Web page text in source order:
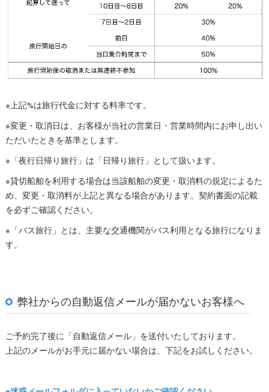
※上記%は旅行代金に対する料率です。
※変更・取消日は、お客様が当社の営業日・営業時間内にお申し出い
ただいたときを基準とします。
※「夜行日帰り旅行」は「日帰り旅行」として扱います。
※貸切船舶を利用する場合は当該船舶の変更・取消料の規定によるた
め、変更・取消料が上記と異なる場合があります。契約書面の記載
を必ずご確認ください。
※「バス旅行」とは、主要な交通機関がバス利用となる旅行になりま
す。
弊社からの自動返信メールが届かないお客様へ
ご予約完了後に「自動返信メール」を送付いたしております。
上記のメールがお手元に届かない場合は、下記をお試しください。